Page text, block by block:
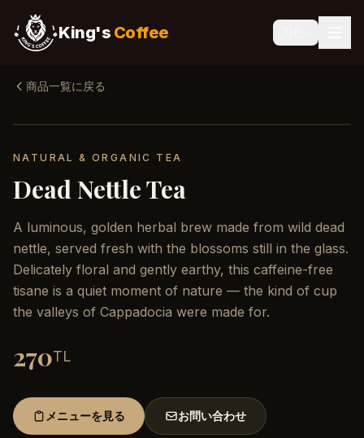
King's Coffee
商品一覧に戻る
NATURAL & ORGANIC TEA
Dead Nettle Tea
A luminous, golden herbal brew made from wild dead
nettle, served fresh with the blossoms still in the glass.
Delicately floral and gently earthy, this caffeine-free
tisane is a quiet moment of nature — the kind of cup
the valleys of Cappadocia were made for.
270TL
メニューを見る お問い合わせ